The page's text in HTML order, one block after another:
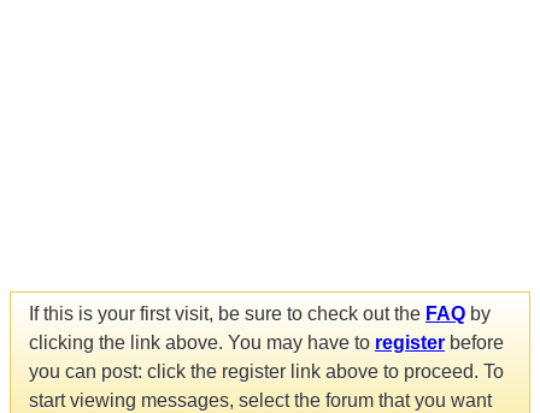
If this is your first visit, be sure to check out the FAQ by
clicking the link above. You may have to register before
you can post: click the register link above to proceed. To
start viewing messages, select the forum that you want